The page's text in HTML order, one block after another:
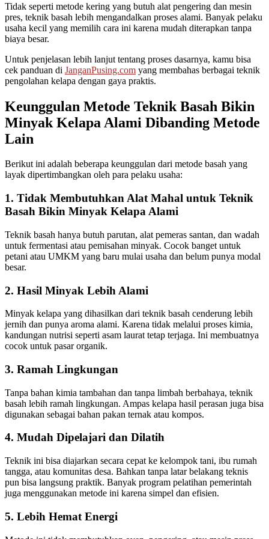
Tidak seperti metode kering yang butuh alat pengering dan mesin
pres, teknik basah lebih mengandalkan proses alami. Banyak pelaku
usaha kecil yang memilih cara ini karena mudah diterapkan tanpa
biaya besar.
Untuk penjelasan lebih lanjut tentang proses dasarnya, kamu bisa
cek panduan di JanganPusing.com yang membahas berbagai teknik
pengolahan kelapa dengan gaya praktis.
Keunggulan Metode Teknik Basah Bikin
Minyak Kelapa Alami Dibanding Metode
Lain
Berikut ini adalah beberapa keunggulan dari metode basah yang
layak dipertimbangkan oleh para pelaku usaha:
1. Tidak Membutuhkan Alat Mahal untuk Teknik
Basah Bikin Minyak Kelapa Alami
Teknik basah hanya butuh parutan, alat pemeras santan, dan wadah
untuk fermentasi atau pemisahan minyak. Cocok banget untuk
petani atau UMKM yang baru mulai usaha dan belum punya modal
besar.
2. Hasil Minyak Lebih Alami
Minyak kelapa yang dihasilkan dari teknik basah cenderung lebih
jernih dan punya aroma alami. Karena tidak melalui proses kimia,
kandungan nutrisi seperti asam laurat tetap terjaga. Ini membuatnya
cocok untuk pasar organik.
3. Ramah Lingkungan
Tanpa bahan kimia tambahan dan tanpa limbah berbahaya, teknik
basah lebih ramah lingkungan. Ampas kelapa hasil perasan juga bisa
digunakan sebagai bahan pakan ternak atau kompos.
4. Mudah Dipelajari dan Dilatih
Teknik ini bisa diajarkan secara cepat ke kelompok tani, ibu rumah
tangga, atau komunitas desa. Bahkan tanpa latar belakang teknis
pun bisa langsung praktik. Banyak program pelatihan pemerintah
juga menggunakan metode ini karena simpel dan efisien.
5. Lebih Hemat Energi